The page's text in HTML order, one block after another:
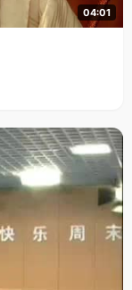
04:01